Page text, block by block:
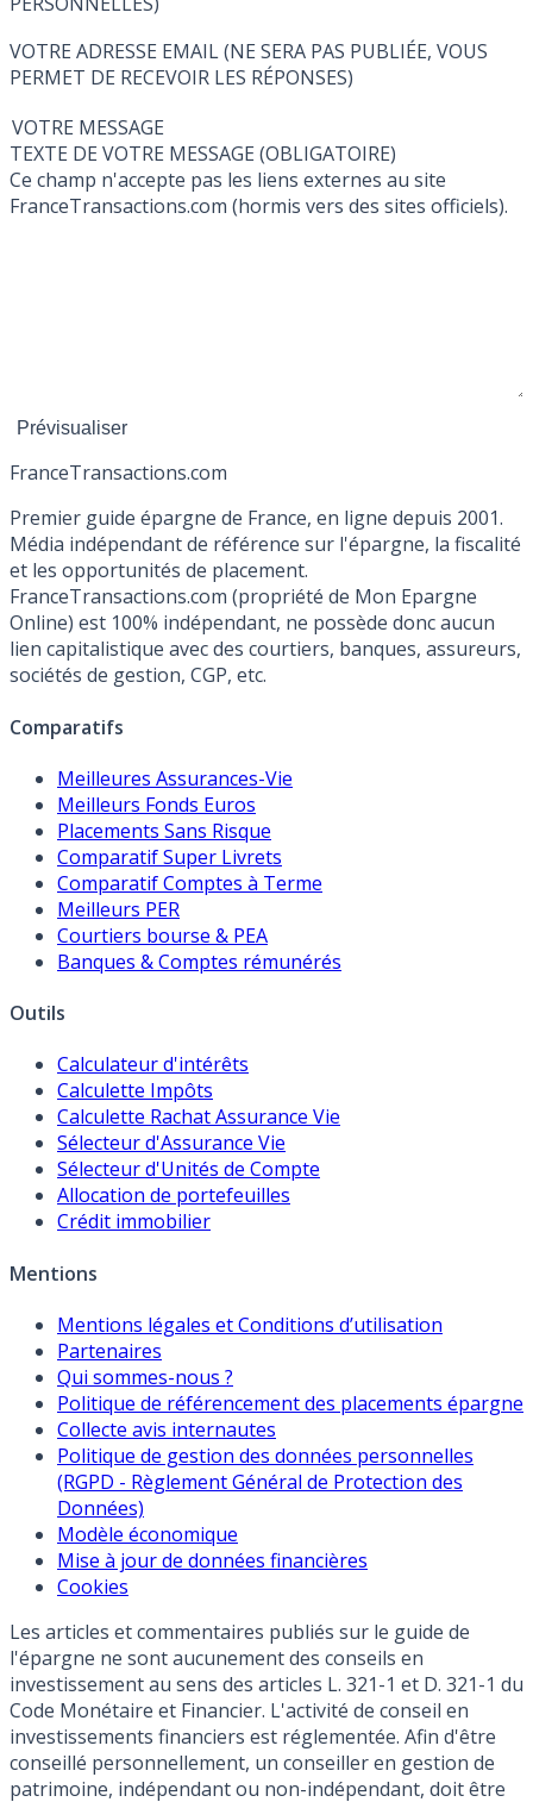
VOTRE ADRESSE EMAIL (NE SERA PAS PUBLIÉE, VOUS
PERMET DE RECEVOIR LES RÉPONSES)
VOTRE MESSAGE
TEXTE DE VOTRE MESSAGE (OBLIGATOIRE)
Ce champ n'accepte pas les liens externes au site
FranceTransactions.com (hormis vers des sites officiels).
FranceTransactions.com
Premier guide épargne de France, en ligne depuis 2001.
Média indépendant de référence sur l'épargne, la fiscalité
et les opportunités de placement.
FranceTransactions.com (propriété de Mon Epargne
Online) est 100% indépendant, ne possède donc aucun
lien capitalistique avec des courtiers, banques, assureurs,
sociétés de gestion, CGP, etc.
Comparatifs
Meilleures Assurances-Vie
Meilleurs Fonds Euros
Placements Sans Risque
Comparatif Super Livrets
Comparatif Comptes à Terme
Meilleurs PER
Courtiers bourse & PEA
Banques & Comptes rémunérés
Outils
Calculateur d'intérêts
Calculette Impôts
Calculette Rachat Assurance Vie
Sélecteur d'Assurance Vie
Sélecteur d'Unités de Compte
Allocation de portefeuilles
Crédit immobilier
Mentions
Mentions légales et Conditions d’utilisation
Partenaires
Qui sommes-nous ?
Politique de référencement des placements épargne
Collecte avis internautes
Politique de gestion des données personnelles
(RGPD - Règlement Général de Protection des
Données)
Modèle économique
Mise à jour de données financières
Cookies
Les articles et commentaires publiés sur le guide de
l'épargne ne sont aucunement des conseils en
investissement au sens des articles L. 321-1 et D. 321-1 du
Code Monétaire et Financier. L'activité de conseil en
investissements financiers est réglementée. Afin d'être
conseillé personnellement, un conseiller en gestion de
patrimoine, indépendant ou non-indépendant, doit être